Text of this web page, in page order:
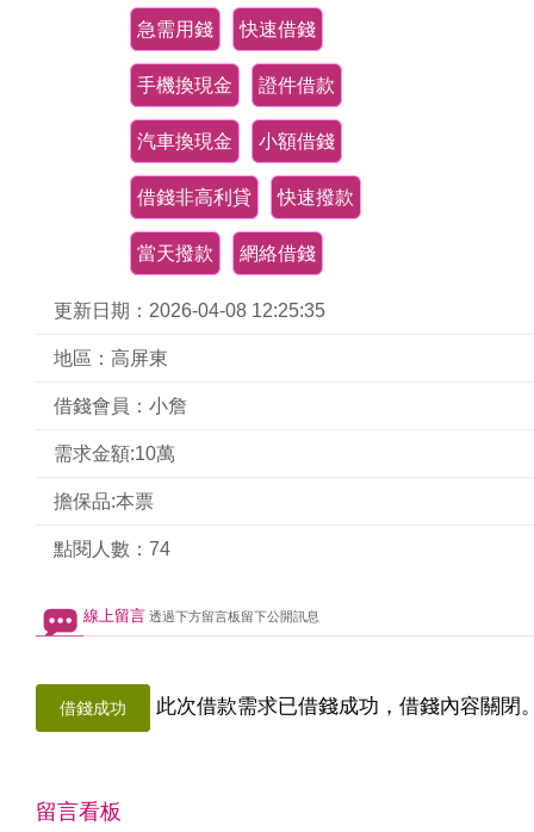
急需用錢 快速借錢
手機換現金 證件借款
汽車換現金 小額借錢
借錢非高利貸 快速撥款
當天撥款 網絡借錢
更新日期：2026-04-08 12:25:35
地區：高屏東
借錢會員：小詹
需求金額:10萬
擔保品:本票
點閱人數：74
線上留言 透過下方留言板留下公開訊息
借錢成功 此次借款需求已借錢成功，借錢內容關閉
留言看板